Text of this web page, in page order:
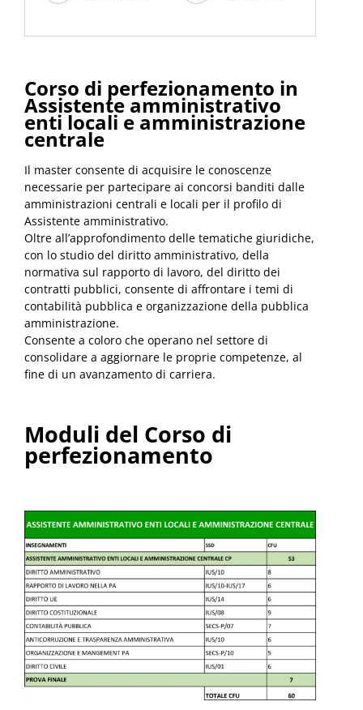
Corso di perfezionamento in
Assistente amministrativo
enti locali e amministrazione
centrale
Il master consente di acquisire le conoscenze
necessarie per partecipare ai concorsi banditi dalle
amministrazioni centrali e locali per il profilo di
Assistente amministrativo.
Oltre all’approfondimento delle tematiche giuridiche,
con lo studio del diritto amministrativo, della
normativa sul rapporto di lavoro, del diritto dei
contratti pubblici, consente di affrontare i temi di
contabilità pubblica e organizzazione della pubblica
amministrazione.
Consente a coloro che operano nel settore di
consolidare a aggiornare le proprie competenze, al
fine di un avanzamento di carriera.
Moduli del Corso di
perfezionamento